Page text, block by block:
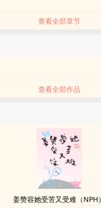
查看全部章节
查看全部作品
姜赞容她受苦又受难（NPH）